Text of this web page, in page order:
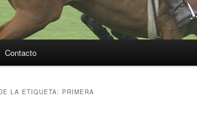
Contacto
LA ETIQUETA: PRIMERA